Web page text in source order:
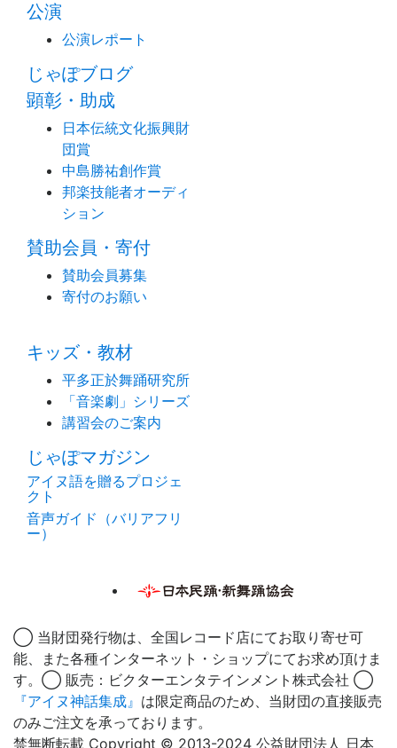
公演
公演レポート
じゃぽブログ
顕彰・助成
日本伝統文化振興財
団賞
中島勝祐創作賞
邦楽技能者オーディ
ション
賛助会員・寄付
賛助会員募集
寄付のお願い
キッズ・教材
平多正於舞踊研究所
「音楽劇」シリーズ
講習会のご案内
じゃぽマガジン
アイヌ語を贈るプロジェ
クト
音声ガイド（バリアフリ
ー）
◯ 当財団発行物は、全国レコード店にてお取り寄せ可
能、また各種インターネット・ショップにてお求め頂けま
す。◯ 販売：ビクターエンタテインメント株式会社 ◯
『アイヌ神話集成』 は限定商品のため、当財団の直接販売
のみご注文を承っております。
禁無断転載 Copyright © 2013-2024 公益財団法人 日本